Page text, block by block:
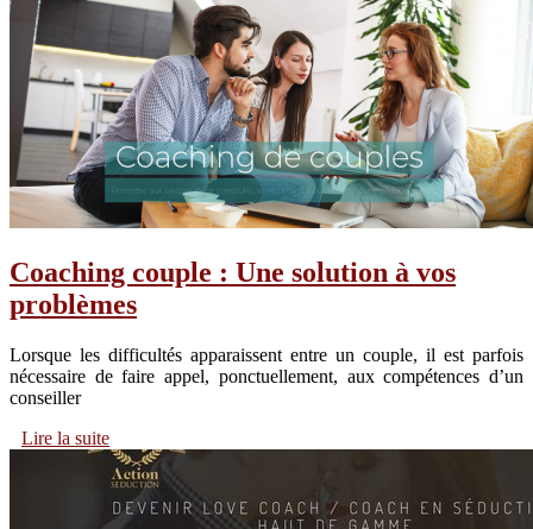
Coaching couple : Une solution à vos
problèmes
Lorsque les difficultés apparaissent entre un couple, il est parfois
nécessaire de faire appel, ponctuellement, aux compétences d’un
conseiller
Lire la suite